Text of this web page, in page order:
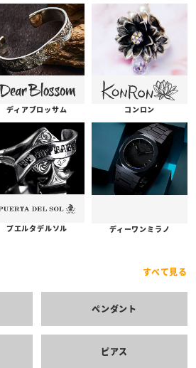
ディアブロッサム コンロン
プエルタデルソル ディーワンミラノ
すべて見る
ペンダント
ピアス